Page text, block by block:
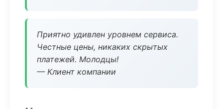
Приятно удивлен уровнем сервиса.
Честные цены, никаких скрытых
платежей. Молодцы!
— Клиент компании